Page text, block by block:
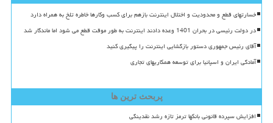
خسارتهای قطع و محدودیت و اختلال اینترنت بازهم برای کسب وکارها خاطره تلخ به همراه دارد
در دولت رئیسی در بحران 1401 وعده دادند اینترنت به طور موقت قطع می شود اما ماندگار شد
آقای رئیس جمهوری دستور بازگشایی اینترنت را پیگیری کنید
آمادگی ایران و اسپانیا برای توسعه همکاریهای تجاری
پربحث ترین ها
افزایش سپرده قانونی بانکها ترمز تازه رشد نقدینگی